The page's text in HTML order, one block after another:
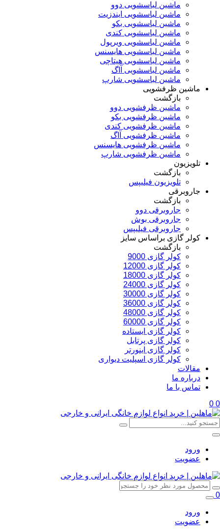
ماشین لباسشویی دوو
ماشین لباسشویی ایندزیت
ماشین لباسشویی بکو
ماشین لباسشویی کندی
ماشین لباسشویی ویرپول
ماشین لباسشویی هایسنس
ماشین لباسشویی هیتاچی
ماشین لباسشویی آاگ
ماشین لباسشویی شارپ
ماشین ظرفشویی
بازگشت
ماشین ظرفشویی دوو
ماشین ظرفشویی بکو
ماشین ظرفشویی کندی
ماشین ظرفشویی آاگ
ماشین ظرفشویی هایسنس
ماشین ظرفشویی شارپ
تلویزیون
بازگشت
تلویزیون فیلیپس
جاروبرقی
بازگشت
جاروبرقی دوو
جاروبرقی بوش
جاروبرقی فیلیپس
کولر گازی براساس سایز
بازگشت
کولر گازی 9000
کولر گازی 12000
کولر گازی 18000
کولر گازی 24000
کولر گازی 30000
کولر گازی 36000
کولر گازی 48000
کولر گازی 60000
کولر گازی ایستاده
کولر گازی پرتابل
کولر گازی اینورتر
کولر گازی اسپلیت دیواری
مقالات
درباره ما
تماس با ما
0
0
ورود
عضویت
0
ورود
عضویت